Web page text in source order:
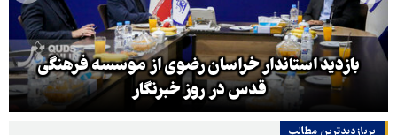
بازدید استاندار خراسان رضوی از موسسه فرهنگی
قدس در روز خبرنگار
پربازدیدترین‌ مطالب